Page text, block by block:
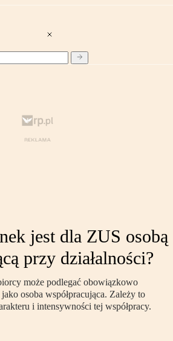
jest dla ZUS osobą
przy działalności?
może podlegać obowiązkowo
osoba współpracująca. Zależy to
i intensywności tej współpracy.